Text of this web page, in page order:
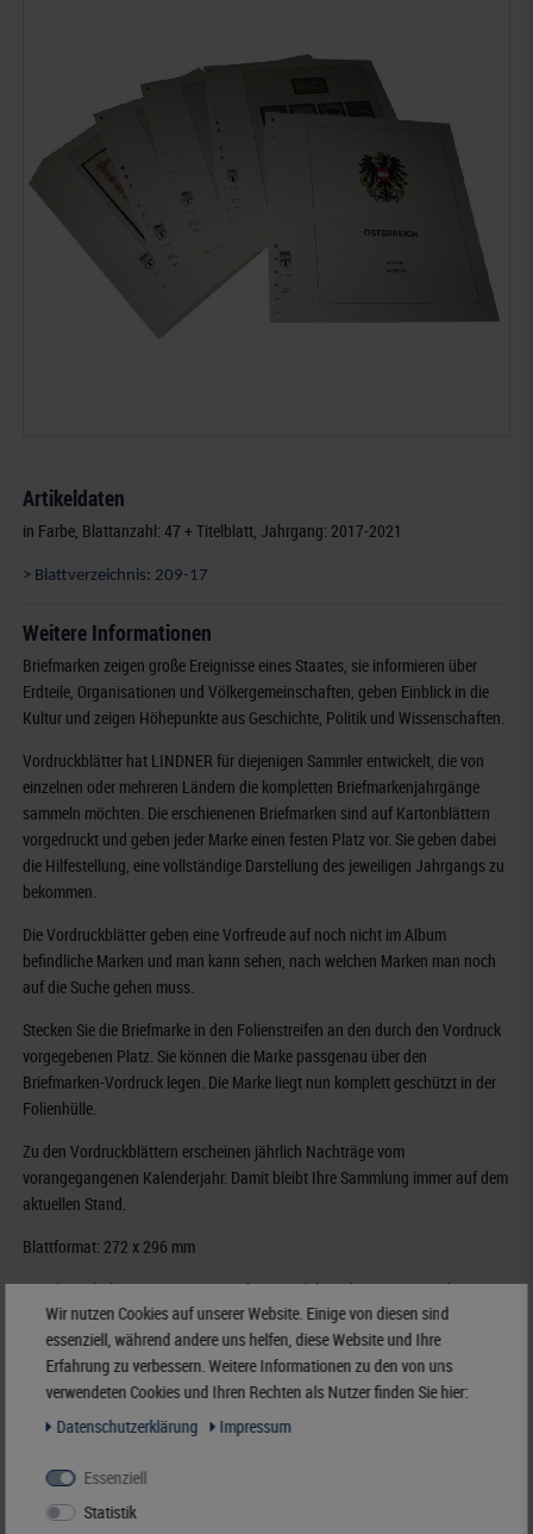
Artikeldaten
in Farbe, Blattanzahl: 47 + Titelblatt, Jahrgang: 2017-2021
> Blattverzeichnis: 209-17
Weitere Informationen
Briefmarken zeigen große Ereignisse eines Staates, sie informieren über
Erdteile, Organisationen und Völkergemeinschaften, geben Einblick in die
Kultur und zeigen Höhepunkte aus Geschichte, Politik und Wissenschaften.
Vordruckblätter hat LINDNER für diejenigen Sammler entwickelt, die von
einzelnen oder mehreren Ländern die kompletten Briefmarkenjahrgänge
sammeln möchten. Die erschienenen Briefmarken sind auf Kartonblättern
vorgedruckt und geben jeder Marke einen festen Platz vor. Sie geben dabei
die Hilfestellung, eine vollständige Darstellung des jeweiligen Jahrgangs zu
bekommen.
Die Vordruckblätter geben eine Vorfreude auf noch nicht im Album
befindliche Marken und man kann sehen, nach welchen Marken man noch
auf die Suche gehen muss.
Stecken Sie die Briefmarke in den Folienstreifen an den durch den Vordruck
vorgegebenen Platz. Sie können die Marke passgenau über den
Briefmarken-Vordruck legen. Die Marke liegt nun komplett geschützt in der
Folienhülle.
Zu den Vordruckblättern erscheinen jährlich Nachträge vom
vorangegangenen Kalenderjahr. Damit bleibt Ihre Sammlung immer auf dem
aktuellen Stand.
Blattformat: 272 x 296 mm
Die Blätter haben eine 18-Ring-Lochung, welche jederzeit einen sicheren
Halt in allen LINDNER-Ringbindern mit 18-Ring-Mechanik gewährleistet.
Bestellnummer
209-17
EAN
4044713059609
Verfügbarkeit
3 - 5 Werktage (Inland)
Hersteller:LINDNER Falzlos-Gesellschaft mbH,
Rottweiler Str. 38, 72355 Schömberg,
Wir nutzen Cookies auf unserer Website. Einige von diesen sind
essenziell, während andere uns helfen, diese Website und Ihre
Erfahrung zu verbessern. Weitere Informationen zu den von uns
verwendeten Cookies und Ihren Rechten als Nutzer finden Sie hier:
Daten­schutz­erklärung
Impressum
Essenziell
Statistik